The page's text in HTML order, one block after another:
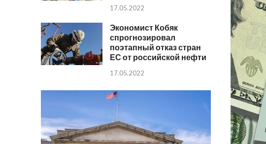
17.05.2022
Экономист Кобяк
спрогнозировал
поэтапный отказ стран
ЕС от российской нефти
17.05.2022